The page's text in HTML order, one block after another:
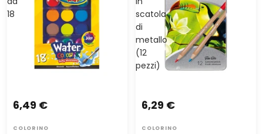
18
6,49 €
COLORINO
scatola
di
metallo
(12
pezzi)
6,29 €
COLORINO